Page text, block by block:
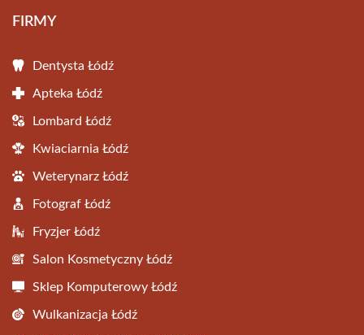
FIRMY
Dentysta Łódź
Apteka Łódź
Lombard Łódź
Kwiaciarnia Łódź
Weterynarz Łódź
Fotograf Łódź
Fryzjer Łódź
Salon Kosmetyczny Łódź
Sklep Komputerowy Łódź
Wulkanizacja Łódź